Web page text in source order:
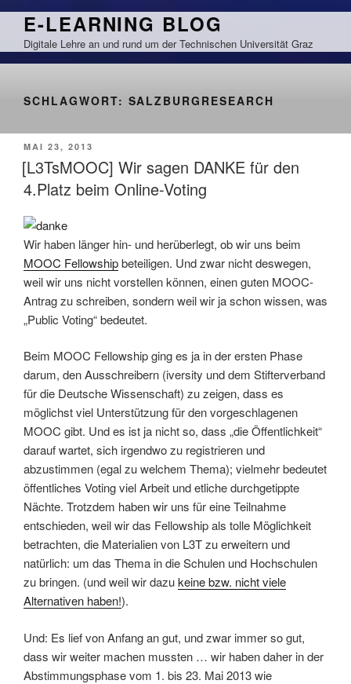
Zum
springen
E-LEARNING BLOG
Digitale Lehre an und rund um der Technischen Universität Graz
SCHLAGWORT: SALZBURGRESEARCH
VERÖFFENTLICHT
AM
MAI 23, 2013
[L3TsMOOC] Wir sagen DANKE für den
4.Platz beim Online-Voting
Wir haben länger hin- und herüberlegt, ob wir uns beim
MOOC Fellowshipbeteiligen. Und zwar nicht deswegen,
weil wir uns nicht vorstellen können, einen guten MOOC-
Antrag zu schreiben, sondern weil wir ja schon wissen, was
„Public Voting“ bedeutet.
Beim MOOC Fellowship ging es ja in der ersten Phase
darum, den Ausschreibern (iversity und dem Stifterverband
für die Deutsche Wissenschaft) zu zeigen, dass es
möglichst viel Unterstützung für den vorgeschlagenen
MOOC gibt. Und es ist ja nicht so, dass „die Öffentlichkeit“
darauf wartet, sich irgendwo zu registrieren und
abzustimmen (egal zu welchem Thema); vielmehr bedeutet
öffentliches Voting viel Arbeit und etliche durchgetippte
Nächte. Trotzdem haben wir uns für eine Teilnahme
entschieden, weil wir das Fellowship als tolle Möglichkeit
betrachten, die Materialien von L3T zu erweitern und
natürlich: um das Thema in die Schulen und Hochschulen
zu bringen. (und weil wir dazukeine bzw. nicht viele
Alternativen haben!).
Und: Es lief von Anfang an gut, und zwar immer so gut,
dass wir weiter machen mussten … wir haben daher in der
Abstimmungsphase vom 1. bis 23. Mai 2013 wie